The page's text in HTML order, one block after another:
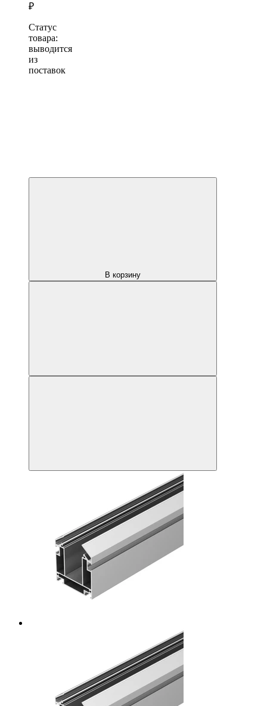
₽
Статус
товара:
выводится
из
поставок
В корзину